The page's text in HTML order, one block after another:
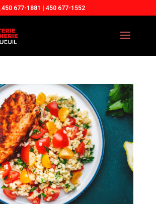
450 677-1881 | 450 677-1552